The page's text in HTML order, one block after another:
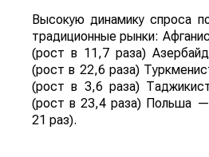
Высокую динамику спроса
традиционные рынки:
(рост в 11,7 раза)
(рост в 22,6 раза)
(рост в 3,6 раза)
(рост в 23,4 раза) Польша
21 раз).